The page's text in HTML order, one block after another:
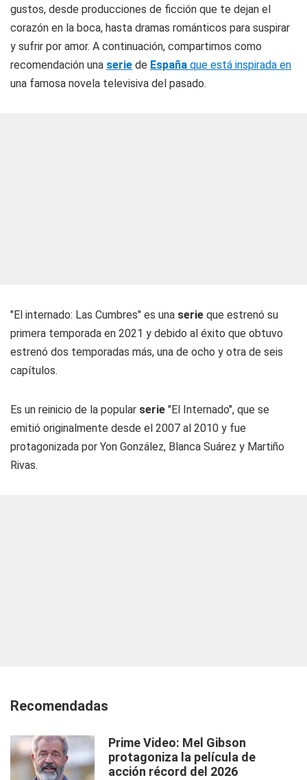
gustos, desde producciones de ficción que te dejan el
corazón en la boca, hasta dramas románticos para suspirar
y sufrir por amor. A continuación, compartimos como
recomendación una serie de España que está inspirada en
una famosa novela televisiva del pasado.
"El internado: Las Cumbres" es una serie que estrenó su
primera temporada en 2021 y debido al éxito que obtuvo
estrenó dos temporadas más, una de ocho y otra de seis
capítulos.
Es un reinicio de la popular serie "El Internado", que se
emitió originalmente desde el 2007 al 2010 y fue
protagonizada por Yon González, Blanca Suárez y Martiño
Rivas.
Recomendadas
Prime Video: Mel Gibson
protagoniza la película de
acción récord del 2026